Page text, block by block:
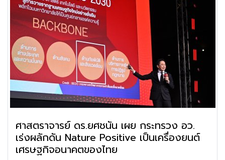
ศาสตราจารย์ ดร.ยศชนัน เผย กระทรวง อว.
เร่งผลักดัน Nature Positive เป็นเครื่องยนต์
เศรษฐกิจอนาคตของไทย